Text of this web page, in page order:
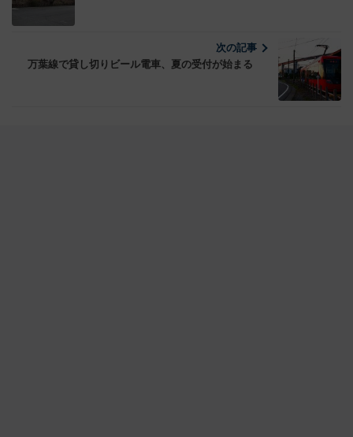
次の記事
万葉線で貸し切りビール電車、夏の受付が始まる